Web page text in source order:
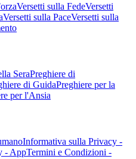
Versetti sulla FedeVersetti
Versetti sulla PaceVersetti sulla
SeraPreghiere di
di GuidaPreghiere per la
per l'Ansia
Informativa sulla Privacy -
- AppTermini e Condizioni -